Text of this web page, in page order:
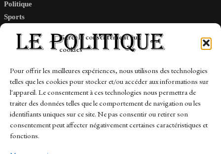
Gérer le consentement aux
cookies
Pour offrir les meilleures expériences, nous utilisons des technologies
telles que les cookies pour stocker et/ou accéder aux informations sur
l'appareil. Le consentement à ces technologies nous permettra de
traiter des données telles que le comportement de navigation ou les
identifiants uniques sur ce site. Ne pas consentir ou retirer son
consentement peut affecter négativement certaines caractéristiques et
fonctions.
Politique
Sports
Links
Contact
Sitemap